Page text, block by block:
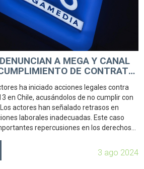
A MEGA Y CANAL
DE CONTRATO:
CHILENA
ha iniciado acciones legales contra
en Chile, acusándolos de no cumplir con
actores han señalado retrasos en
laborales inadecuadas. Este caso
repercusiones en los derechos
3 ago 2024